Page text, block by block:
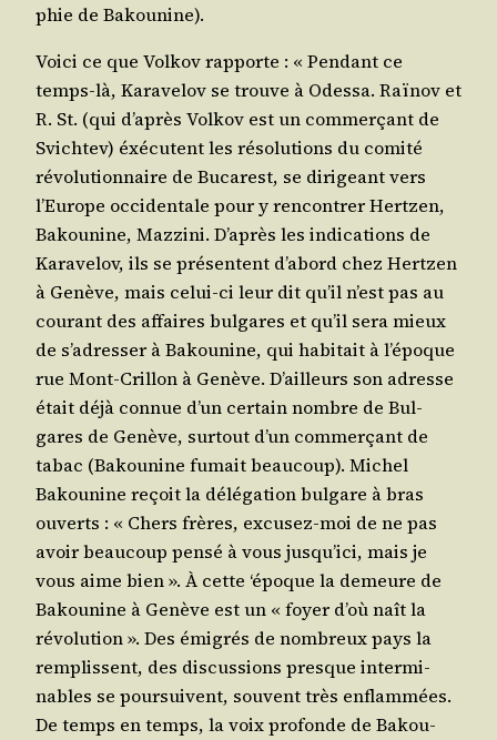
phie de Bakounine).
Voi­ci ce que Vol­kov rap­porte : « Pen­dant ce
temps-là, Kara­ve­lov se trouve à Odes­sa. Raï­nov et
R. St. (qui d’a­près Vol­kov est un com­mer­çant de
Svich­tev) éxé­cutent les réso­lu­tions du comi­té
révo­lu­tion­naire de Buca­rest, se diri­geant vers
l’Eu­rope occi­den­tale pour y ren­con­trer Hert­zen,
Bakou­nine, Maz­zi­ni. D’a­près les indi­ca­tions de
Kara­ve­lov, ils se pré­sentent d’a­bord chez Hert­zen
à Genève, mais celui-ci leur dit qu’il n’est pas au
cou­rant des affaires bul­gares et qu’il sera mieux
de s’a­dres­ser à Bakou­nine, qui habi­tait à l’é­poque
rue Mont-Crillon à Genève. D’ailleurs son adresse
était déjà connue d’un cer­tain nombre de Bul­
gares de Genève, sur­tout d’un com­mer­çant de
tabac (Bakou­nine fumait beau­coup). Michel
Bakou­nine reçoit la délé­ga­tion bul­gare à bras
ouverts : « Chers frères, excu­sez-moi de ne pas
avoir beau­coup pen­sé à vous jus­qu’i­ci, mais je
vous aime bien ». À cette ‘époque la demeure de
Bakou­nine à Genève est un « foyer d’où naît la
révo­lu­tion ». Des émi­grés de nom­breux pays la
rem­plissent, des dis­cus­sions presque inter­mi­
nables se pour­suivent, sou­vent très enflam­mées.
De temps en temps, la voix pro­fonde de Bakou­